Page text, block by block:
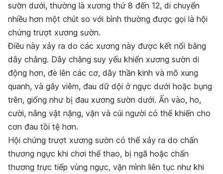
sườn dưới, thường là xương thứ 8 đến 12, di chuyển
nhiều hơn một chút so với bình thường được gọi là hội
chứng trượt xương sườn.
Điều này xảy ra do các xương này được kết nối bằng
dây chằng. Dây chằng suy yếu khiến xương sườn di
động hơn, đè lên các cơ, dây thần kinh và mô xung
quanh, và gây viêm, đau dữ dội ở ngực dưới hoặc bụng
trên, giống như bị đau xương sườn dưới. Ấn vào, ho,
cười, nâng vật nặng, vặn và cúi người có thể khiến cho
cơn đau tồi tệ hơn.
Hội chứng trượt xương sườn có thể xảy ra do chấn
thương ngực khi chơi thể thao, bị ngã hoặc chấn
thương trực tiếp vùng ngực, vặn mình liên tục như khi